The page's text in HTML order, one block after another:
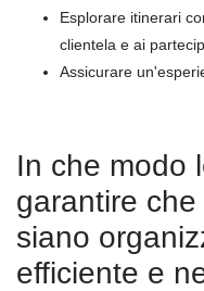
Esplorare itinerari
clientela e ai
Assicurare
In che modo
garantire
siano
efficiente e